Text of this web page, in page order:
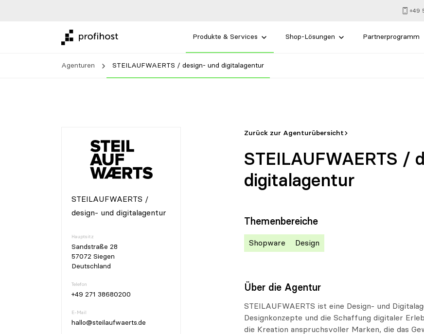
+49
Produkte & Services Shop-Lösungen Partnerprogramm
Agenturen STEILAUFWAERTS / design- und digitalagentur
STEILAUFWAERTS /
design- und digitalagentur
Hauptsitz
Sandstraße 28
57072 Siegen
Deutschland
Telefon
+49 271 38680200
E-Mail
hallo@steilaufwaerts.de
Zurück zur Agenturübersicht
STEILAUFWAERTS /
digitalagentur
Themenbereiche
Shopware Design
Über die Agentur
STEILAUFWAERTS ist eine Design- und
Designkonzepte und die Schaffung digitaler
die Kreation anspruchsvoller Marken, die das